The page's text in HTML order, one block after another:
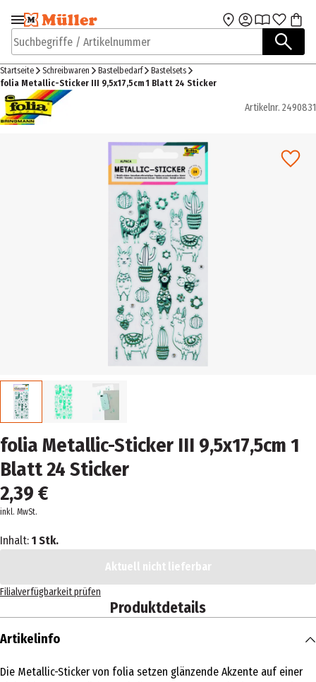
Zur Navigation
springen
Zum Hauptinhalt
Suchbegriffe / Artikelnummer
Startseite Schreibwaren Bastelbedarf
Bastelsets
folia Metallic-Sticker III 9,5x17,5cm 1 Blatt 24 Sticker
Artikelnr. 2490831
folia Metallic-Sticker III 9,5x17,5cm 1
Blatt 24 Sticker
2,39 €
inkl. MwSt.
Inhalt: 1 Stk.
Aktuell nicht lieferbar
Filialverfügbarkeit prüfen
Produktdetails
Artikelinfo
Die Metallic-Sticker von folia setzen glänzende Akzente auf einer